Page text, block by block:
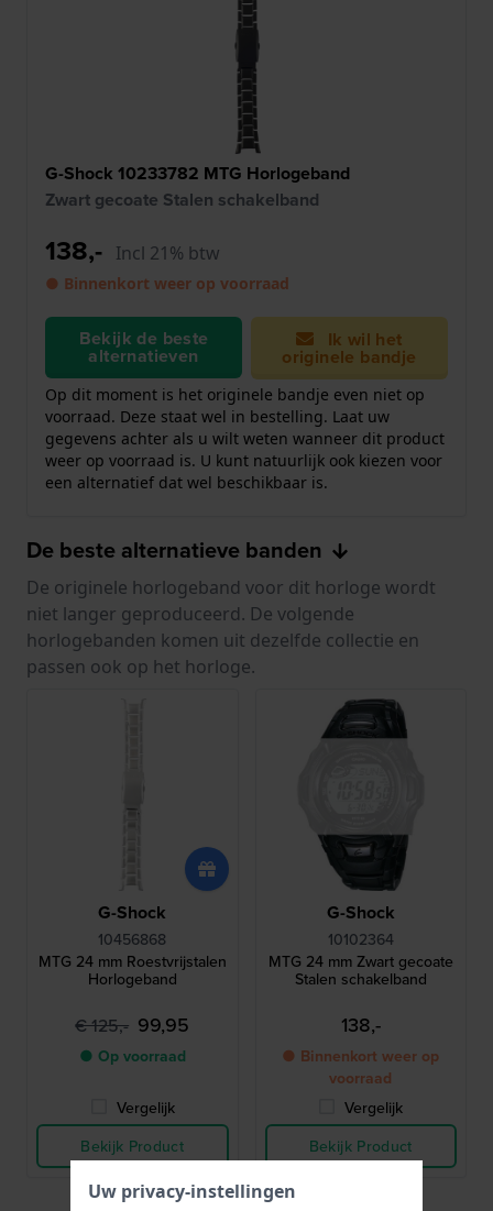
G-Shock 10233782 MTG Horlogeband
Zwart gecoate Stalen schakelband
138,- Incl 21% btw
● Binnenkort weer op voorraad
Bekijk de beste
alternatieven
Ik wil het
originele bandje
Op dit moment is het originele bandje even niet op
voorraad. Deze staat wel in bestelling. Laat uw
gegevens achter als u wilt weten wanneer dit product
weer op voorraad is. U kunt natuurlijk ook kiezen voor
een alternatief dat wel beschikbaar is.
De beste alternatieve banden
De originele horlogeband voor dit horloge wordt
niet langer geproduceerd. De volgende
horlogebanden komen uit dezelfde collectie en
passen ook op het horloge.
G-Shock
10456868
MTG 24 mm Roestvrijstalen
Horlogeband
€ 125,- 99,95
● Op voorraad
Vergelijk
Bekijk Product
G-Shock
10102364
MTG 24 mm Zwart gecoate
Stalen schakelband
138,-
● Binnenkort weer op
voorraad
Vergelijk
Bekijk Product
Uw privacy-instellingen